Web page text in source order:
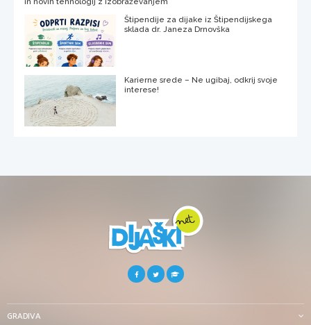
Štipendije za dijake iz Štipendijskega
sklada dr. Janeza Drnovška
Karierne srede – Ne ugibaj, odkrij svoje
interese!
GRADIVA